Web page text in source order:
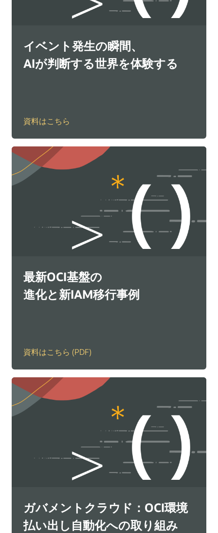
イベント発生の瞬間、
AIが判断する世界を体験する
資料はこちら
最新OCI基盤の
進化と新IAM移行事例
資料はこちら (PDF)
ガバメントクラウド：OCI環境
払い出し自動化への取り組み